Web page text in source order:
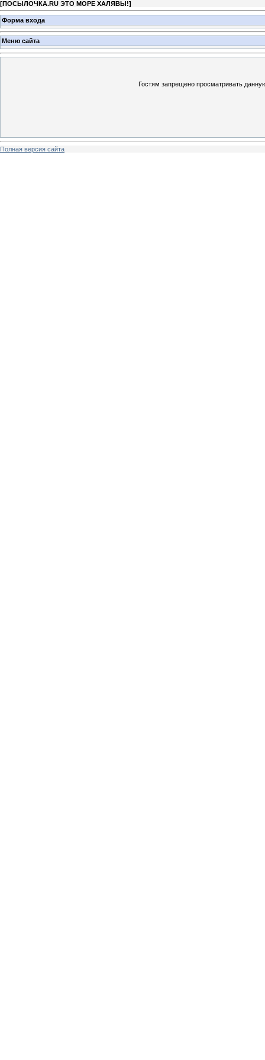
[ПОСЫЛОЧКА.RU ЭТО МОРЕ ХАЛЯВЫ!]
Форма входа
Меню сайта
Гостям запрещено просматривать
Полная версия сайта